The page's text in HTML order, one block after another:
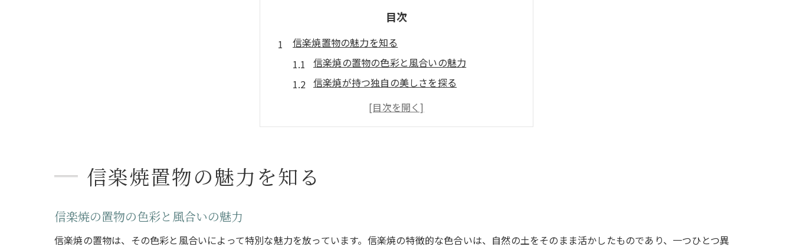
目次
信楽焼置物の魅力を知る
信楽焼の置物の色彩と風合いの魅力
信楽焼が持つ独自の美しさを探る
伝統工芸としての信楽焼の価値
信楽焼の特徴的な風合い
信楽焼の表面仕上げの違いを知る
信楽焼置物の魅力を知る
信楽焼の置物の色彩と風合いの魅力
信楽焼の置物は、その色彩と風合いによって特別な魅力を放っています。信楽焼の特徴的な色合いは、自然の土をそのまま活かしたものであり、一つひとつ異